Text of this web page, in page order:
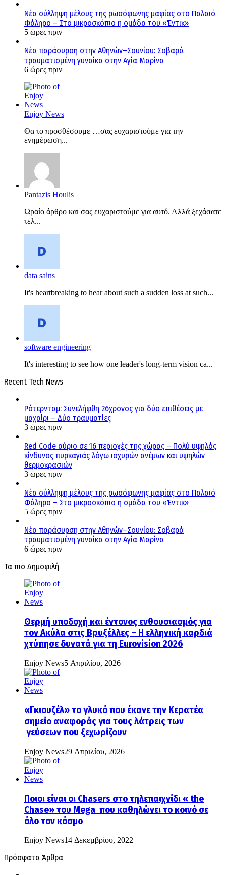
Νέα σύλληψη μέλους της ρωσόφωνης μαφίας στο Παλαιό
Φάληρο – Στο μικροσκόπιο η ομάδα του «Έντικ»
5 ώρες πριν
Νέα παράσυρση στην Αθηνών–Σουνίου: Σοβαρά
τραυματισμένη γυναίκα στην Αγία Μαρίνα
6 ώρες πριν
Enjoy News
Θα το προσθέσουμε …σας ευχαριστούμε για την
ενημέρωση...
Pantazis Houlis
Ωραίο άρθρο και σας ευχαριστούμε για αυτό. Αλλά ξεχάσατε
τελ...
data sains
It's heartbreaking to hear about such a sudden loss at such...
software engineering
It's interesting to see how one leader's long-term vision ca...
Recent Tech News
Ρότερνταμ: Συνελήφθη 26χρονος για δύο επιθέσεις με
μαχαίρι – Δύο τραυματίες
3 ώρες πριν
Red Code αύριο σε 16 περιοχές της χώρας – Πολύ υψηλός
κίνδυνος πυρκαγιάς λόγω ισχυρών ανέμων και υψηλών
θερμοκρασιών
3 ώρες πριν
Νέα σύλληψη μέλους της ρωσόφωνης μαφίας στο Παλαιό
Φάληρο – Στο μικροσκόπιο η ομάδα του «Έντικ»
5 ώρες πριν
Νέα παράσυρση στην Αθηνών–Σουνίου: Σοβαρά
τραυματισμένη γυναίκα στην Αγία Μαρίνα
6 ώρες πριν
Τα πιο Δημοφιλή
Θερμή υποδοχή και έντονος ενθουσιασμός για
τον Ακύλα στις Βρυξέλλες – Η ελληνική καρδιά
χτύπησε δυνατά για τη Eurovision 2026
Enjoy News5 Απριλίου, 2026
«Γκιουζέλ» το γλυκό που έκανε την Κερατέα
σημείο αναφοράς για τους λάτρεις των
γεύσεων που ξεχωρίζουν
Enjoy News29 Απριλίου, 2026
Ποιοι είναι οι Chasers στο τηλεπαιχνίδι « the
Chase» του Mega που καθηλώνει το κοινό σε
όλο τον κόσμο
Enjoy News14 Δεκεμβρίου, 2022
Πρόσφατα Άρθρα